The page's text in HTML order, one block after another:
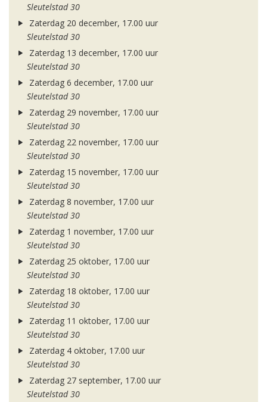
Sleutelstad 30
Zaterdag 20 december, 17.00 uur
Sleutelstad 30
Zaterdag 13 december, 17.00 uur
Sleutelstad 30
Zaterdag 6 december, 17.00 uur
Sleutelstad 30
Zaterdag 29 november, 17.00 uur
Sleutelstad 30
Zaterdag 22 november, 17.00 uur
Sleutelstad 30
Zaterdag 15 november, 17.00 uur
Sleutelstad 30
Zaterdag 8 november, 17.00 uur
Sleutelstad 30
Zaterdag 1 november, 17.00 uur
Sleutelstad 30
Zaterdag 25 oktober, 17.00 uur
Sleutelstad 30
Zaterdag 18 oktober, 17.00 uur
Sleutelstad 30
Zaterdag 11 oktober, 17.00 uur
Sleutelstad 30
Zaterdag 4 oktober, 17.00 uur
Sleutelstad 30
Zaterdag 27 september, 17.00 uur
Sleutelstad 30